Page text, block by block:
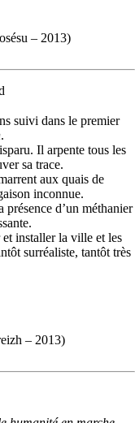
– 2013)
suivi dans le premier
.
Il arpente tous les
sa trace.
aux quais de
inconnue.
d’un méthanier
et installer la ville et les
surréaliste, tantôt très
– 2013)